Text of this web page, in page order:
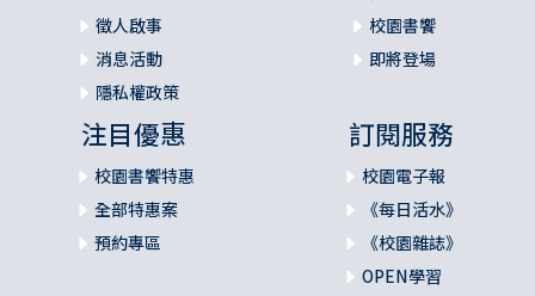
徵人啟事
消息活動
隱私權政策
校園書饗
即將登場
注目優惠
校園書饗特惠
全部特惠案
預約專區
訂閱服務
校園電子報
《每日活水》
《校園雜誌》
OPEN學習